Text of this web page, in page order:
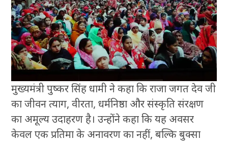
मुख्यमंत्री पुष्कर सिंह धामी ने कहा कि राजा जगत देव जी
का जीवन त्याग, वीरता, धर्मनिष्ठा और संस्कृति संरक्षण
का अमूल्य उदाहरण है। उन्होंने कहा कि यह अवसर
केवल एक प्रतिमा के अनावरण का नहीं, बल्कि बुक्सा